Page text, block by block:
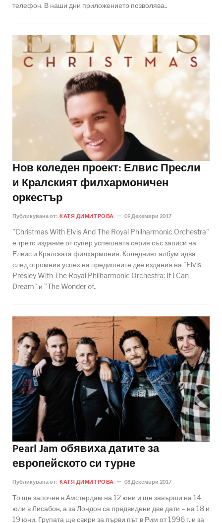
телефон. В наши дни приложението позволява..
Нов коледен проект: Елвис Пресли
и Кралският филхармоничен
оркестър
Публикувана от: КАТЯ ДИМИТРОВА 09 Декември 2017
"Christmas With Elvis And The Royal Philharmonic Orchestra"
е трето издание от супер успешната серия със записи на
Елвис и Кралската филхармония. Коледният албум идва
след огромния успех на предишните две издания на "Elvis
Presley With The Royal Philharmonic Orchestra: If I Can
Dream" и "The Wonder of..
Pearl Jam обявиха датите за
европейското си турне
Публикувана от: КАТЯ ДИМИТРОВА 08 Декември 2017
То ще започне в Амстердам на 12 юни и ще завърши на 14
юли в Лисабон, а за Лондон са предвидени две дати – на 18 и
19 юни. Групата ще свири за първи път в Рим от 1996 г. и за